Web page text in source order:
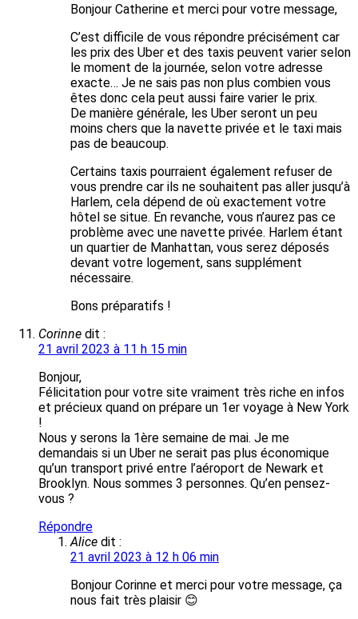
Bonjour Catherine et merci pour votre message,
C’est difficile de vous répondre précisément car
les prix des Uber et des taxis peuvent varier selon
le moment de la journée, selon votre adresse
exacte… Je ne sais pas non plus combien vous
êtes donc cela peut aussi faire varier le prix.
De manière générale, les Uber seront un peu
moins chers que la navette privée et le taxi mais
pas de beaucoup.
Certains taxis pourraient également refuser de
vous prendre car ils ne souhaitent pas aller jusqu’à
Harlem, cela dépend de où exactement votre
hôtel se situe. En revanche, vous n’aurez pas ce
problème avec une navette privée. Harlem étant
un quartier de Manhattan, vous serez déposés
devant votre logement, sans supplément
nécessaire.
Bons préparatifs !
Corinne dit :
21 avril 2023 à 11 h 15 min
Bonjour,
Félicitation pour votre site vraiment très riche en infos
et précieux quand on prépare un 1er voyage à New York
!
Nous y serons la 1ère semaine de mai. Je me
demandais si un Uber ne serait pas plus économique
qu’un transport privé entre l’aéroport de Newark et
Brooklyn. Nous sommes 3 personnes. Qu’en pensez-
vous ?
Répondre
Alice dit :
21 avril 2023 à 12 h 06 min
Bonjour Corinne et merci pour votre message, ça
nous fait très plaisir 😊